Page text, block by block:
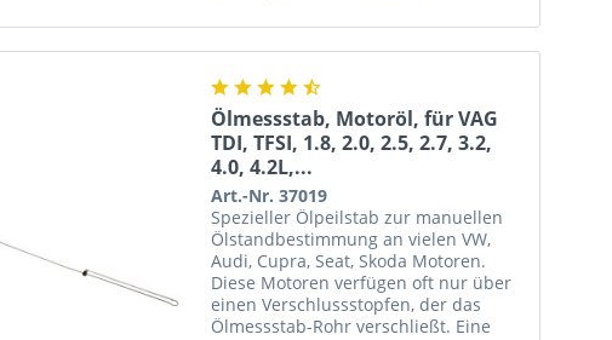
Ölmessstab, Motoröl, für VAG
TDI, TFSI, 1.8, 2.0, 2.5, 2.7, 3.2,
4.0, 4.2L,...
Art.-Nr. 37019
Spezieller Ölpeilstab zur manuellen
Ölstandbestimmung an vielen VW,
Audi, Cupra, Seat, Skoda Motoren.
Diese Motoren verfügen oft nur über
einen Verschlussstopfen, der das
Ölmessstab-Rohr verschließt. Eine